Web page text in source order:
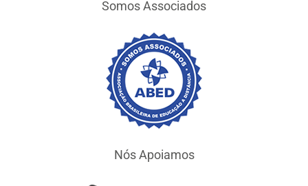
Somos Associados
Nós Apoiamos